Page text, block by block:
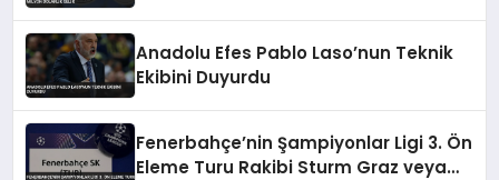
Anadolu Efes Pablo Laso’nun Teknik
Ekibini Duyurdu
Fenerbahçe’nin Şampiyonlar Ligi 3. Ön
Eleme Turu Rakibi Sturm Graz veya